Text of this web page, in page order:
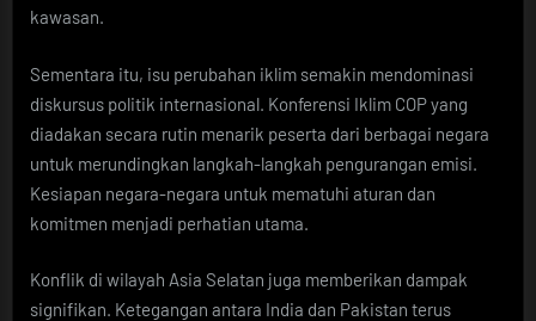
kawasan.
Sementara itu, isu perubahan iklim semakin mendominasi
diskursus politik internasional. Konferensi Iklim COP yang
diadakan secara rutin menarik peserta dari berbagai negara
untuk merundingkan langkah-langkah pengurangan emisi.
Kesiapan negara-negara untuk mematuhi aturan dan
komitmen menjadi perhatian utama.
Konflik di wilayah Asia Selatan juga memberikan dampak
signifikan. Ketegangan antara India dan Pakistan terus